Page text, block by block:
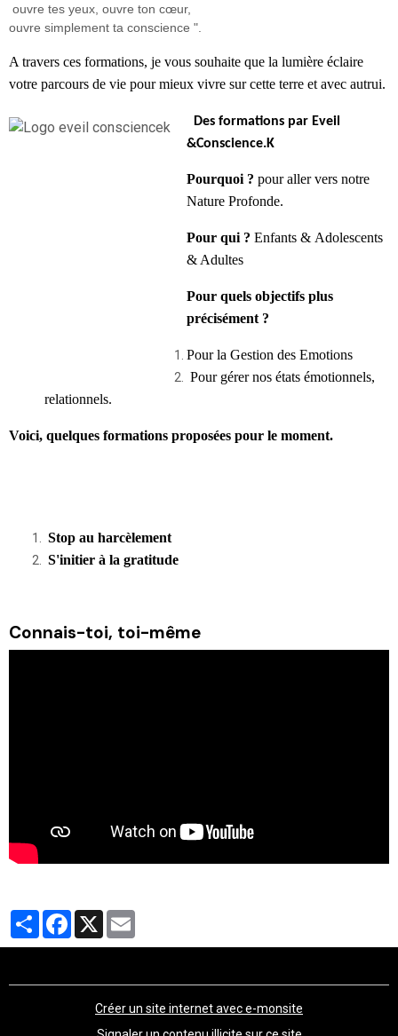
ouvre tes yeux, ouvre ton cœur,
ouvre simplement ta conscience ".
A travers ces formations, je vous souhaite que la lumière éclaire
votre parcours de vie pour mieux vivre sur cette terre et avec autrui.
Des formations par Eveil
&Conscience.K
Pourquoi ? pour aller vers notre
Nature Profonde.
Pour qui ? Enfants & Adolescents
& Adultes
Pour quels objectifs plus
précisément ?
Pour la Gestion des Emotions
Pour gérer nos états émotionnels,
relationnels.
Voici, quelques formations proposées pour le moment.
Stop au harcèlement
S'initier à la gratitude
Connais-toi, toi-même
PartagerFacebook
X
Créer un site internet avec e-monsite